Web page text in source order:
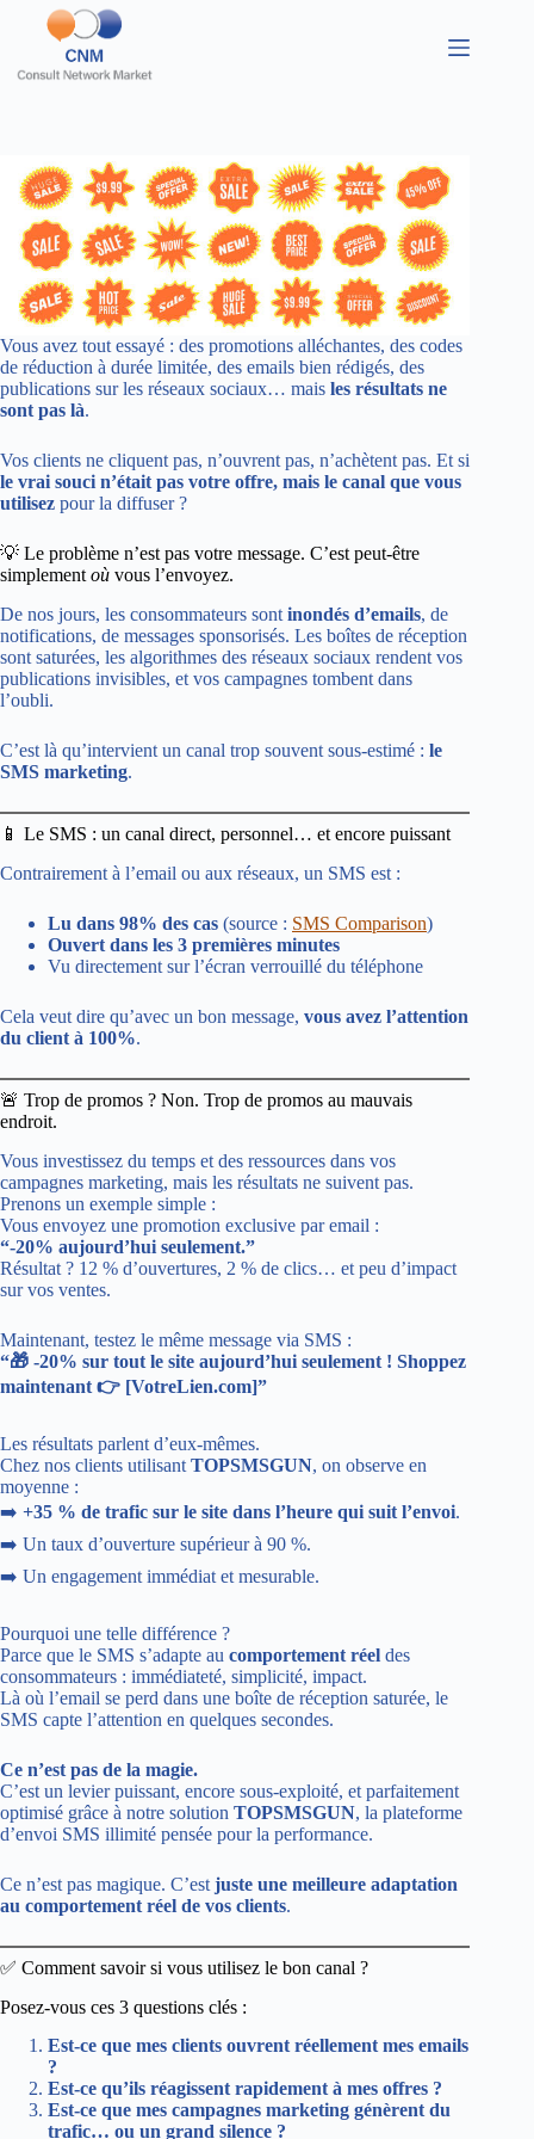
Vous avez tout essayé : des promotions alléchantes, des codes
de réduction à durée limitée, des emails bien rédigés, des
publications sur les réseaux sociaux… mais les résultats ne
sont pas là.
Vos clients ne cliquent pas, n’ouvrent pas, n’achètent pas. Et si
le vrai souci n’était pas votre offre, mais le canal que vous
utilisez pour la diffuser ?
💡 Le problème n’est pas votre message. C’est peut-être
simplement où vous l’envoyez.
De nos jours, les consommateurs sont inondés d’emails, de
notifications, de messages sponsorisés. Les boîtes de réception
sont saturées, les algorithmes des réseaux sociaux rendent vos
publications invisibles, et vos campagnes tombent dans
l’oubli.
C’est là qu’intervient un canal trop souvent sous-estimé : le
SMS marketing.
📱 Le SMS : un canal direct, personnel… et encore puissant
Contrairement à l’email ou aux réseaux, un SMS est :
Lu dans 98% des cas (source : SMS Comparison)
Ouvert dans les 3 premières minutes
Vu directement sur l’écran verrouillé du téléphone
Cela veut dire qu’avec un bon message, vous avez l’attention
du client à 100%.
🚨 Trop de promos ? Non. Trop de promos au mauvais
endroit.
Vous investissez du temps et des ressources dans vos
campagnes marketing, mais les résultats ne suivent pas.
Prenons un exemple simple :
Vous envoyez une promotion exclusive par email :
“-20% aujourd’hui seulement.”
Résultat ? 12 % d’ouvertures, 2 % de clics… et peu d’impact
sur vos ventes.
Maintenant, testez le même message via SMS :
“🎁 -20% sur tout le site aujourd’hui seulement ! Shoppez
maintenant 👉 [VotreLien.com]”
Les résultats parlent d’eux-mêmes.
Chez nos clients utilisant TOPSMSGUN, on observe en
moyenne :
➡️ +35 % de trafic sur le site dans l’heure qui suit l’envoi.
➡️ Un taux d’ouverture supérieur à 90 %.
➡️ Un engagement immédiat et mesurable.
Pourquoi une telle différence ?
Parce que le SMS s’adapte au comportement réel des
consommateurs : immédiateté, simplicité, impact.
Là où l’email se perd dans une boîte de réception saturée, le
SMS capte l’attention en quelques secondes.
Ce n’est pas de la magie.
C’est un levier puissant, encore sous-exploité, et parfaitement
optimisé grâce à notre solution TOPSMSGUN, la plateforme
d’envoi SMS illimité pensée pour la performance.
Ce n’est pas magique. C’est juste une meilleure adaptation
au comportement réel de vos clients.
✅ Comment savoir si vous utilisez le bon canal ?
Posez-vous ces 3 questions clés :
Est-ce que mes clients ouvrent réellement mes emails
?
Est-ce qu’ils réagissent rapidement à mes offres ?
Est-ce que mes campagnes marketing génèrent du
trafic… ou un grand silence ?